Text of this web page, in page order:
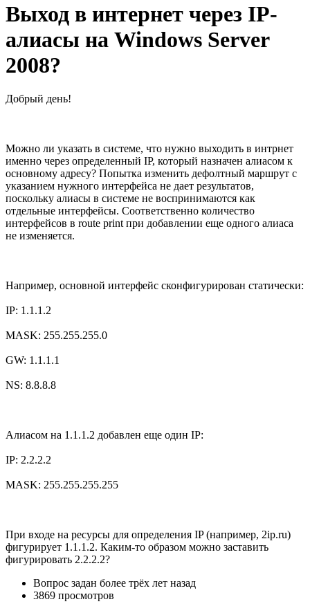
Выход в интернет через IP-
алиасы на Windows Server
2008?
Добрый день!
Можно ли указать в системе, что нужно выходить в интрнет
именно через определенный IP, который назначен алиасом к
основному адресу? Попытка изменить дефолтный маршрут с
указанием нужного интерфейса не дает результатов,
поскольку алиасы в системе не воспринимаются как
отдельные интерфейсы. Соответственно количество
интерфейсов в route print при добавлении еще одного алиаса
не изменяется.
Например, основной интерфейс сконфигурирован статически:
IP: 1.1.1.2
MASK: 255.255.255.0
GW: 1.1.1.1
NS: 8.8.8.8
Алиасом на 1.1.1.2 добавлен еще один IP:
IP: 2.2.2.2
MASK: 255.255.255.255
При входе на ресурсы для определения IP (например, 2ip.ru)
фигурирует 1.1.1.2. Каким-то образом можно заставить
фигурировать 2.2.2.2?
Вопрос задан более трёх лет назад
3869 просмотров